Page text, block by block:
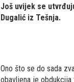
Još uvijek se
Dugalić iz Tešnja.
Ono što se do sada
obavljena je